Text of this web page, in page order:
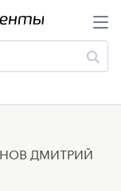
ДМИТРИЙ